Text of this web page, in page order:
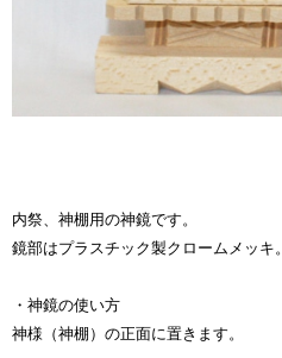
内祭、神棚用の神鏡です。
鏡部はプラスチック製クロームメッキ。
・神鏡の使い方
神様（神棚）の正面に置きます。